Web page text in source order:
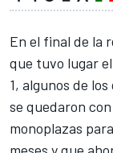
En el final de la
que tuvo lugar
1, algunos de
se quedaron
monoplazas